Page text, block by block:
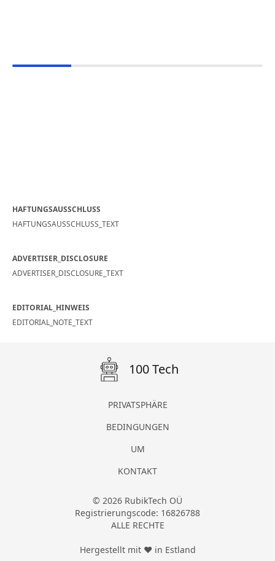
HAFTUNGSAUSSCHLUSS
HAFTUNGSAUSSCHLUSS_TEXT
ADVERTISER_DISCLOSURE
ADVERTISER_DISCLOSURE_TEXT
EDITORIAL_HINWEIS
EDITORIAL_NOTE_TEXT
100 Tech
PRIVATSPHÄRE
BEDINGUNGEN
UM
KONTAKT
© 2026 RubikTech OÜ
Registrierungscode: 16826788
ALLE RECHTE
Hergestellt mit ❤ in Estland